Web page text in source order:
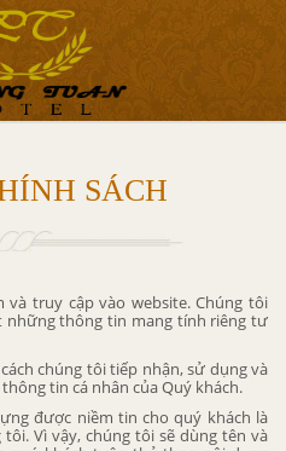
SÁCH
truy cập vào website. Chúng tôi
những thông tin mang tính riêng tư
chúng tôi tiếp nhận, sử dụng và
tin cá nhân của Quý khách.
được niềm tin cho quý khách là
Vì vậy, chúng tôi sẽ dùng tên và